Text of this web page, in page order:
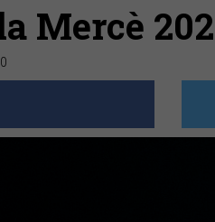
Mercè